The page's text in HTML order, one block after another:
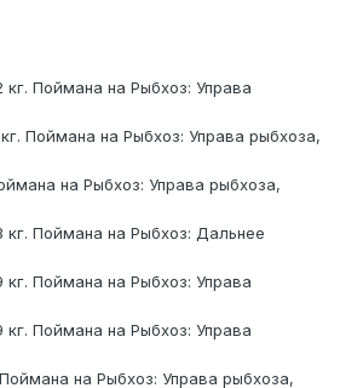
кг. Поймана на Рыбхоз: Управа
кг. Поймана на Рыбхоз: Управа рыбхоза,
на Рыбхоз: Управа рыбхоза,
кг. Поймана на Рыбхоз: Дальнее
кг. Поймана на Рыбхоз: Управа
кг. Поймана на Рыбхоз: Управа
на Рыбхоз: Управа рыбхоза,